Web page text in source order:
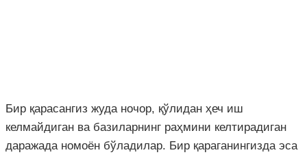
Бир қарасангиз жуда ночор, қўлидан ҳеч иш
келмайдиган ва базиларнинг раҳмини келтирадиган
даражада номоён бўладилар. Бир қараганингизда эса